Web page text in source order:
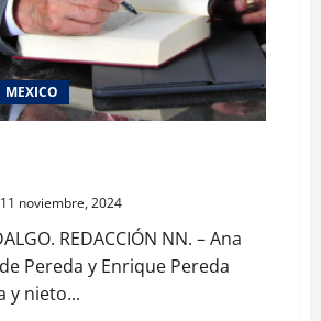
MEXICO
11 noviembre, 2024
REDACCIÓN NN. – Ana
Pereda y Enrique Pereda
y nieto...